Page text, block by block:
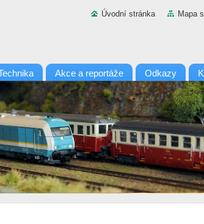
Úvodní stránka Mapa
Akce a reportáže Odkazy